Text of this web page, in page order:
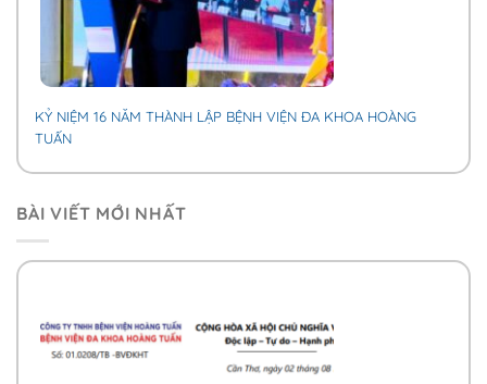
KỶ NIỆM 16 NĂM THÀNH LẬP BỆNH VIỆN ĐA KHOA HOÀNG
TUẤN
BÀI VIẾT MỚI NHẤT